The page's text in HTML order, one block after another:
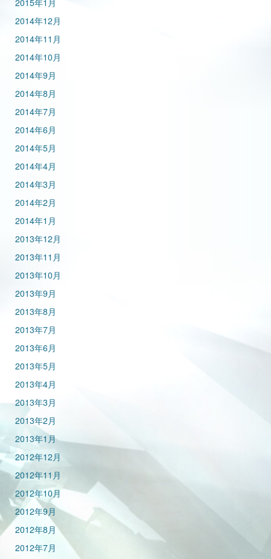
2015年1月
2014年12月
2014年11月
2014年10月
2014年9月
2014年8月
2014年7月
2014年6月
2014年5月
2014年4月
2014年3月
2014年2月
2014年1月
2013年12月
2013年11月
2013年10月
2013年9月
2013年8月
2013年7月
2013年6月
2013年5月
2013年4月
2013年3月
2013年2月
2013年1月
2012年12月
2012年11月
2012年10月
2012年9月
2012年8月
2012年7月